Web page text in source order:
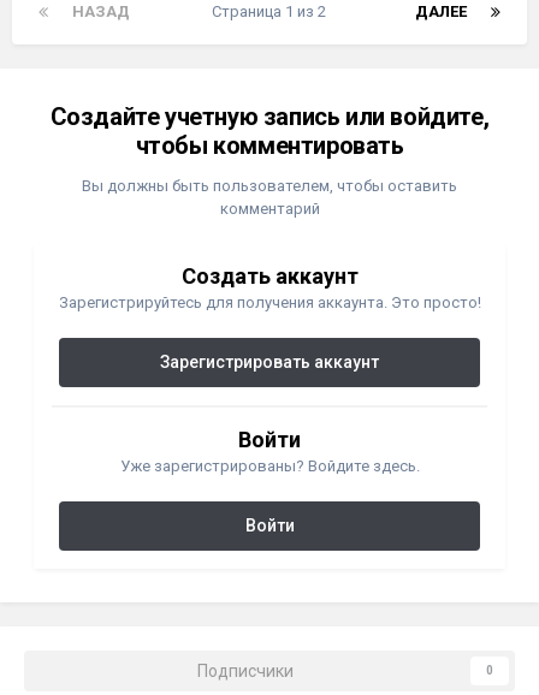
НАЗАД ДАЛЕЕ
Страница 1 из 2
Создайте учетную запись или войдите,
чтобы комментировать
Вы должны быть пользователем, чтобы оставить
комментарий
Создать аккаунт
Зарегистрируйтесь для получения аккаунта. Это просто!
Зарегистрировать аккаунт
Войти
Уже зарегистрированы? Войдите здесь.
Войти
Подписчики 0